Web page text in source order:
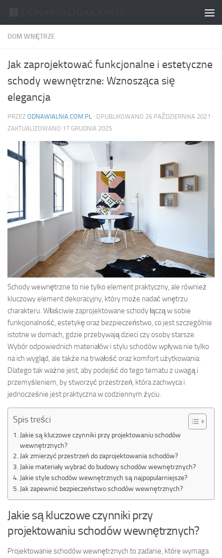
DOM WNĘTRZE
Jak zaprojektować funkcjonalne i estetyczne
schody wewnętrzne: Wznosząca się
elegancja
PRZEZ ODNAWIALNIA.COM.PL · OPUBLIKOWANO 26 PAŹDZIERNIKA 2021 ·
ZAKTUALIZOWANO 17 GRUDNIA 2025
Schody wewnętrzne to nie tylko element praktyczny, ale również
kluczowy element dekoracyjny, który może nadać wnętrzu
charakteru. Właściwie zaprojektowane schody łączą w sobie
funkcjonalność, estetykę oraz bezpieczeństwo, co jest szczególnie
istotne w domach, gdzie przebywają dzieci czy osoby starsze.
Wybór odpowiednich materiałów i stylu schodów wpływa nie tylko
na ich wygląd, ale także na trwałość oraz komfort użytkowania.
Dlatego tak ważne jest, aby podejść do tego tematu z uwagą i
przemyśleniem, by stworzyć przestrzeń, która zachwyca i
jednocześnie jest praktyczna w codziennym życiu.
Spis treści
Jakie są kluczowe czynniki przy projektowaniu schodów
wewnętrznych?
Jak zmierzyć przestrzeń do zaprojektowania schodów?
Jakie materiały wybrać do budowy schodów wewnętrznych?
Jakie style schodów wewnętrznych są najpopularniejsze?
Jak zapewnić bezpieczeństwo schodów wewnętrznych?
Jakie są kluczowe czynniki przy
projektowaniu schodów wewnętrznych?
Projektowanie schodów wewnętrznych to zadanie, które wymaga